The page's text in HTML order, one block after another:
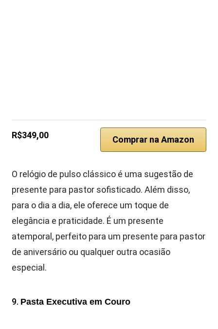
R$349,00 Comprar na Amazon
O relógio de pulso clássico é uma sugestão de
presente para pastor sofisticado. Além disso,
para o dia a dia, ele oferece um toque de
elegância e praticidade. É um presente
atemporal, perfeito para um presente para pastor
de aniversário ou qualquer outra ocasião
especial.
9. Pasta Executiva em Couro